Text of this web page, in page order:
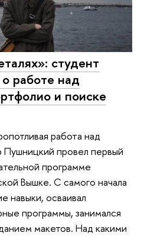
студент
работе над
и поиске
работа над
провел первый
программе
Вышке. С самого начала
навыки, осваивал
программы, занимался
макетов. Над какими